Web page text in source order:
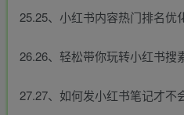
25.25、小红书内容热门排名优
26.26、轻松带你玩转小红书搜
27.27、如何发小红书笔记才不